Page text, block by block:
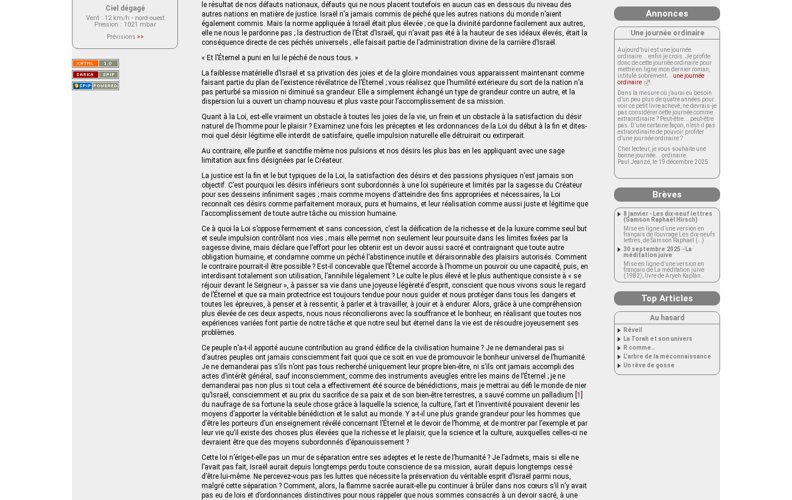
le résultat de nos défauts nationaux, défauts qui ne nous placent toutefois en aucun cas en dessous du niveau des
autres nations en matière de justice. Israël n’a jamais commis de péché que les autres nations du monde n’aient
également commis. Mais la norme appliquée à Israël était plus élevée ; ce que la divinité pardonne facilement aux autres,
elle ne nous le pardonne pas ; la destruction de l’État d’Israël, qui n’avait pas été à la hauteur de ses idéaux élevés, était la
conséquence directe de ces péchés universels ; elle faisait partie de l’administration divine de la carrière d’Israël.
« Et l’Éternel a puni en lui le péché de nous tous. »
La faiblesse matérielle d’Israël et sa privation des joies et de la gloire mondaines vous apparaissent maintenant comme
faisant partie du plan de l’existence révélatrice de l’Éternel ; vous réalisez que l’humilité extérieure du sort de la nation n’a
pas perturbé sa mission ni diminué sa grandeur. Elle a simplement échangé un type de grandeur contre un autre, et la
dispersion lui a ouvert un champ nouveau et plus vaste pour l’accomplissement de sa mission.
Quant à la Loi, est-elle vraiment un obstacle à toutes les joies de la vie, un frein et un obstacle à la satisfaction du désir
naturel de l’homme pour le plaisir ? Examinez une fois les préceptes et les ordonnances de la Loi du début à la fin et dites-
moi quel désir légitime elle interdit de satisfaire, quelle impulsion naturelle elle détruirait ou extirperait.
Au contraire, elle purifie et sanctifie même nos pulsions et nos désirs les plus bas en les appliquant avec une sage
limitation aux fins désignées par le Créateur.
La justice est la fin et le but typiques de la Loi, la satisfaction des désirs et des passions physiques n’est jamais son
objectif. C’est pourquoi les désirs inférieurs sont subordonnés à une loi supérieure et limités par la sagesse du Créateur
pour ses desseins infiniment sages ; mais comme moyens d’atteindre des fins appropriées et nécessaires, la Loi
reconnaît ces désirs comme parfaitement moraux, purs et humains, et leur réalisation comme aussi juste et légitime que
l’accomplissement de toute autre tâche ou mission humaine.
Ce à quoi la Loi s’oppose fermement et sans concession, c’est la déification de la richesse et de la luxure comme seul but
et seule impulsion contrôlant nos vies ; mais elle permet non seulement leur poursuite dans les limites fixées par la
sagesse divine, mais déclare que l’effort pour les obtenir est un devoir aussi sacré et contraignant que toute autre
obligation humaine, et condamne comme un péché l’abstinence inutile et déraisonnable des plaisirs autorisés. Comment
le contraire pourrait-il être possible ? Est-il concevable que l’Éternel accorde à l’homme un pouvoir ou une capacité, puis, en
interdisant totalement son utilisation, l’annihile légalement ? Le culte le plus élevé et le plus authentique consiste à « se
réjouir devant le Seigneur », à passer sa vie dans une joyeuse légèreté d’esprit, conscient que nous vivons sous le regard
de l’Éternel et que sa main protectrice est toujours tendue pour nous guider et nous protéger dans tous les dangers et
toutes les épreuves, à penser et à ressentir, à parler et à travailler, à jouir et à endurer. Alors, grâce à une compréhension
plus élevée de ces deux aspects, nous nous réconcilierons avec la souffrance et le bonheur, en réalisant que toutes nos
expériences variées font partie de notre tâche et que notre seul but éternel dans la vie est de résoudre joyeusement ses
problèmes.
Ce peuple n’a-t-il apporté aucune contribution au grand édifice de la civilisation humaine ? Je ne demanderai pas si
d’autres peuples ont jamais consciemment fait quoi que ce soit en vue de promouvoir le bonheur universel de l’humanité.
Je ne demanderai pas s’ils n’ont pas tous recherché uniquement leur propre bien-être, ni s’ils ont jamais accompli des
actes d’intérêt général, sauf inconsciemment, comme des instruments aveugles entre les mains de l’Éternel ; je ne
demanderai pas non plus si tout cela a effectivement été source de bénédictions, mais je mettrai au défi le monde de nier
qu’Israël, consciemment et au prix du sacrifice de sa paix et de son bien-être terrestres, a sauvé comme un palladium 1
du naufrage de sa fortune la seule chose grâce à laquelle la science, la culture, l’art et l’inventivité pouvaient devenir les
moyens d’apporter la véritable bénédiction et le salut au monde. Y a-t-il une plus grande grandeur pour les hommes que
d’être les porteurs d’un enseignement révélé concernant l’Éternel et le devoir de l’homme, et de montrer par l’exemple et par
leur vie qu’il existe des choses plus élevées que la richesse et le plaisir, que la science et la culture, auxquelles celles-ci ne
devraient être que des moyens subordonnés d’épanouissement ?
Cette loi n’érige-t-elle pas un mur de séparation entre ses adeptes et le reste de l’humanité ? Je l’admets, mais si elle ne
l’avait pas fait, Israël aurait depuis longtemps perdu toute conscience de sa mission, aurait depuis longtemps cessé
d’être lui-même. Ne percevez-vous pas les luttes que nécessite la préservation du véritable esprit d’Israël parmi nous,
malgré cette séparation ? Comment, alors, la flamme sacrée aurait-elle pu continuer à brûler dans nos cœurs s’il n’y avait
pas eu de lois et d’ordonnances distinctives pour nous rappeler que nous sommes consacrés à un devoir sacré, à une
Ciel dégagé
Vent: 12 km/h - nord-ouest
Pression : 1021 mbar
Prévisions >>
actuellement aucune prévision
Saint-Nom.
Veuillez consulter le message du
service ci-dessous.
(401 - Invalid API key. Please see
https://openweathermap.org/faq#error401
Annonces
Une journée ordinaire
Aujourd’hui est une journée
ordinaire... enfin je crois. Je profite
donc de cette journée ordinaire pour
mettre en ligne mon dernier roman,
intitulé sobrement... une journée
ordinaire
Dans la mesure où j’aurai eu besoin
d’un peu plus de quatre années pour
voir ce petit livre achevé, ne devrais-je
pas considérer cette journée comme
extraordinaire ? Peut-être... peut-être
pas. D’une certaine façon, n’est-il pas
extraordinaire de pouvoir profiter
d’une journée ordinaire ?
Cher lecteur, je vous souhaite une
bonne journée... ordinaire.
Paul Jeanzé, le 19 décembre 2025
Brèves
8 janvier - Les dix-neuf lettres
(Samson Raphaël Hirsch)
Mise en ligne d’une version en
français de l’ouvrage Les dix-neufs
lettres, de Samson Raphaël (…)
30 septembre 2025 - La
méditation juive
Mise en ligne d’une version en
français de La méditation juive
(1982), livre de Aryeh Kaplan.
Top Articles
Au hasard
Réveil
La Torah et son univers
R comme…
L’arbre de la méconnaissance
Un rêve de gosse